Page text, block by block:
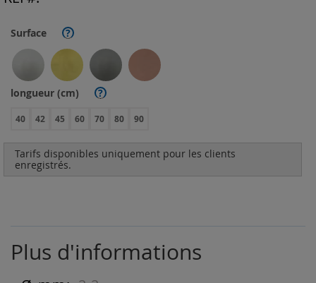
Surface ?
longueur (cm) ?
40 42 45 60 70 80 90
Tarifs disponibles uniquement pour les clients
enregistrés.
Plus d'informations